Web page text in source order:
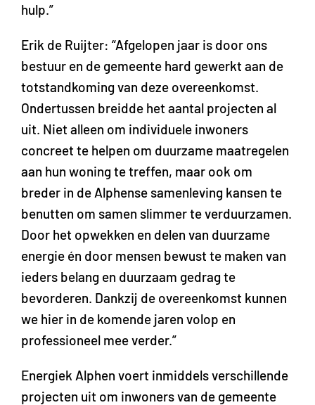
hulp.”
Erik de Ruijter: “Afgelopen jaar is door ons
bestuur en de gemeente hard gewerkt aan de
totstandkoming van deze overeenkomst.
Ondertussen breidde het aantal projecten al
uit. Niet alleen om individuele inwoners
concreet te helpen om duurzame maatregelen
aan hun woning te treffen, maar ook om
breder in de Alphense samenleving kansen te
benutten om samen slimmer te verduurzamen.
Door het opwekken en delen van duurzame
energie én door mensen bewust te maken van
ieders belang en duurzaam gedrag te
bevorderen. Dankzij de overeenkomst kunnen
we hier in de komende jaren volop en
professioneel mee verder.”
Energiek Alphen voert inmiddels verschillende
projecten uit om inwoners van de gemeente